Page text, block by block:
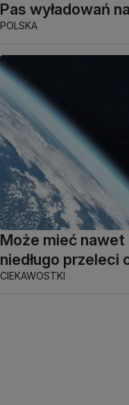
Pas wyładowań
POLSKA
Może mieć
niedługo przeleci
CIEKAWOSTKI